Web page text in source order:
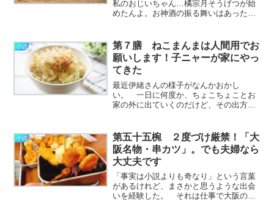
私のおじいちゃん…橘宗月そうげつが始
めたんよ。お神酒の振る舞いはあったけ
らどうかって」bar暦のカウンターで、ユ
ラさんはぽつぽつと家………………～続
きを読む～
小説
第７膳 ねこまんまは人間用でお
願いします！子ニャーが家にやっ
てきた
最近伊緒さんの様子がなんかおかし
い。 一日に何度か、ちょこちょことお
家の外に出ていくのだけど、その出方が
とか敵がいないかとかをよおく確認す
る。 そして廊下の角から角へ
と………………～続きを読む～
小説
第五十五椀 ２度づけ厳禁！「大
阪名物・串カツ」。でも夫婦なら
大丈夫です
「事実は小説よりも奇なり」という言葉
があるけれど、まさかと思うような出会
いを経験した。 それは仕事で大阪のあ